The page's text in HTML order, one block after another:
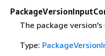
The package
Type: